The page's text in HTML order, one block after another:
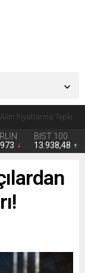
Fiyatlarına Tepki
BIST 100
13.938,48